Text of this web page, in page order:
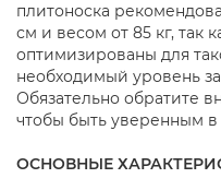
плитоноска
см и весом от 85 кг, так
оптимизированы для
необходимый уровень
Обязательно обратите
чтобы быть уверенным
ОСНОВНЫЕ